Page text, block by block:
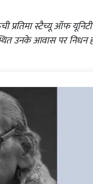
प्रतिमा स्टैच्यू ऑफ
उनके आवास पर निधन